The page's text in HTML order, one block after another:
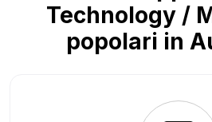
Technology /
popolari in